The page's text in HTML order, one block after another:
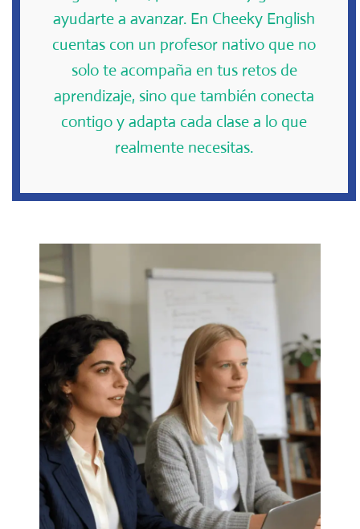
ayudarte a avanzar. En Cheeky English
cuentas con un profesor nativo que no
solo te acompaña en tus retos de
aprendizaje, sino que también conecta
contigo y adapta cada clase a lo que
realmente necesitas.